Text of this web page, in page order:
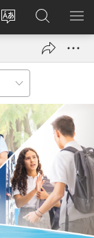
Смени
сайта
Търсене
в
JW.ORG